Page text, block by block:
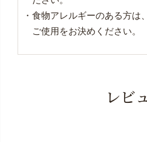
・食物アレルギーのある方は
ご使用をお決めください。
レビ